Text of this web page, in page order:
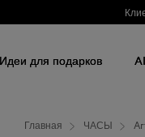
Идеи для подарков
Главная ЧАСЫ